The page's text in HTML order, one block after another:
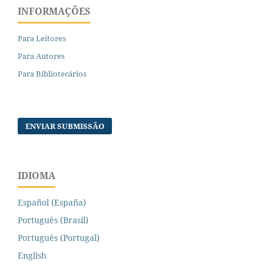
INFORMAÇÕES
Para Leitores
Para Autores
Para Bibliotecários
ENVIAR SUBMISSÃO
IDIOMA
Español (España)
Português (Brasil)
Português (Portugal)
English